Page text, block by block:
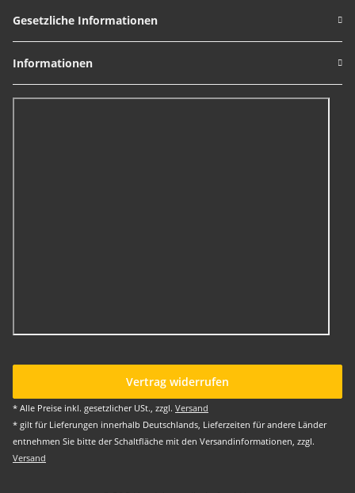
Gesetzliche Informationen
Informationen
Vertrag widerrufen
* Alle Preise inkl. gesetzlicher USt., zzgl. Versand
* gilt für Lieferungen innerhalb Deutschlands, Lieferzeiten für andere Länder
entnehmen Sie bitte der Schaltfläche mit den Versandinformationen, zzgl.
Versand